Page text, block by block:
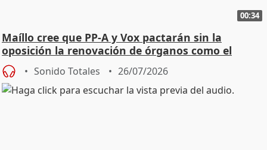
00:34
Maíllo cree que PP-A y Vox pactarán sin la
oposición la renovación de órganos como el
Defensor
Sonido Totales 26/07/2026